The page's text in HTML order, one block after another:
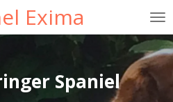
Exima
Spaniel